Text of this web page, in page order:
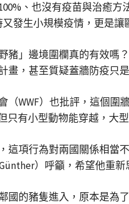
、也沒有疫苗與治癒
發生小規模疫情，更是讓
豬」邊境圍欄真的有效嗎
畫，甚至質疑蓋牆防疫只
（WWF）也批評，這個
只有小型動物能穿越，大
這項行為對兩國關係相當
）呼籲，希望他重
國的豬隻進入，原本是為